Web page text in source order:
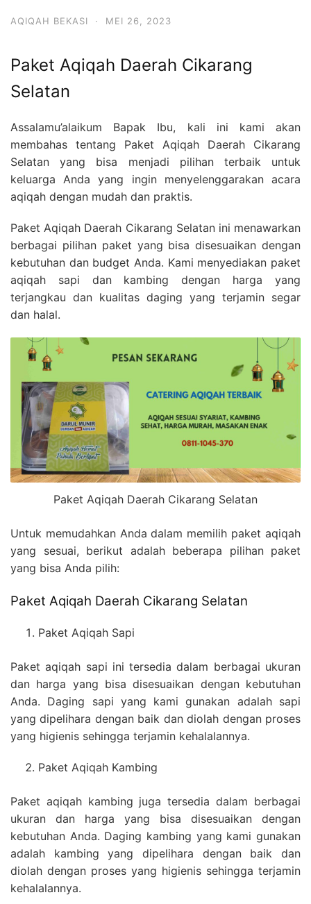
AQIQAH BEKASI · MEI 26, 2023
Paket Aqiqah Daerah Cikarang
Selatan
Assalamu’alaikum Bapak Ibu, kali ini kami akan
membahas tentang Paket Aqiqah Daerah Cikarang
Selatan yang bisa menjadi pilihan terbaik untuk
keluarga Anda yang ingin menyelenggarakan acara
aqiqah dengan mudah dan praktis.
Paket Aqiqah Daerah Cikarang Selatan ini menawarkan
berbagai pilihan paket yang bisa disesuaikan dengan
kebutuhan dan budget Anda. Kami menyediakan paket
aqiqah sapi dan kambing dengan harga yang
terjangkau dan kualitas daging yang terjamin segar
dan halal.
Paket Aqiqah Daerah Cikarang Selatan
Untuk memudahkan Anda dalam memilih paket aqiqah
yang sesuai, berikut adalah beberapa pilihan paket
yang bisa Anda pilih:
Paket Aqiqah Daerah Cikarang Selatan
Paket Aqiqah Sapi
Paket aqiqah sapi ini tersedia dalam berbagai ukuran
dan harga yang bisa disesuaikan dengan kebutuhan
Anda. Daging sapi yang kami gunakan adalah sapi
yang dipelihara dengan baik dan diolah dengan proses
yang higienis sehingga terjamin kehalalannya.
Paket Aqiqah Kambing
Paket aqiqah kambing juga tersedia dalam berbagai
ukuran dan harga yang bisa disesuaikan dengan
kebutuhan Anda. Daging kambing yang kami gunakan
adalah kambing yang dipelihara dengan baik dan
diolah dengan proses yang higienis sehingga terjamin
kehalalannya.